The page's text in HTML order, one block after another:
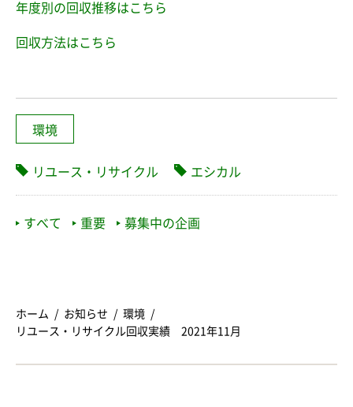
年度別の回収推移はこちら
回収方法はこちら
環境
リユース・リサイクル エシカル
すべて 重要 募集中の企画
ホーム お知らせ
環境
リユース・リサイクル回収実績 2021年11月